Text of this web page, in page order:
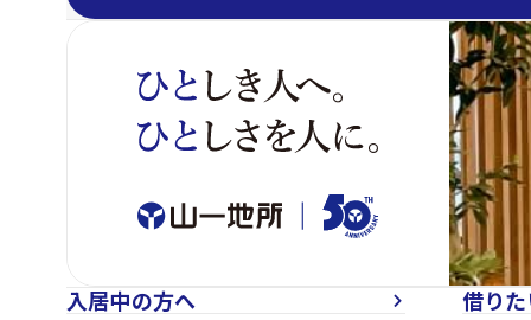
入居中の方へ arrow_forward_ios 借り